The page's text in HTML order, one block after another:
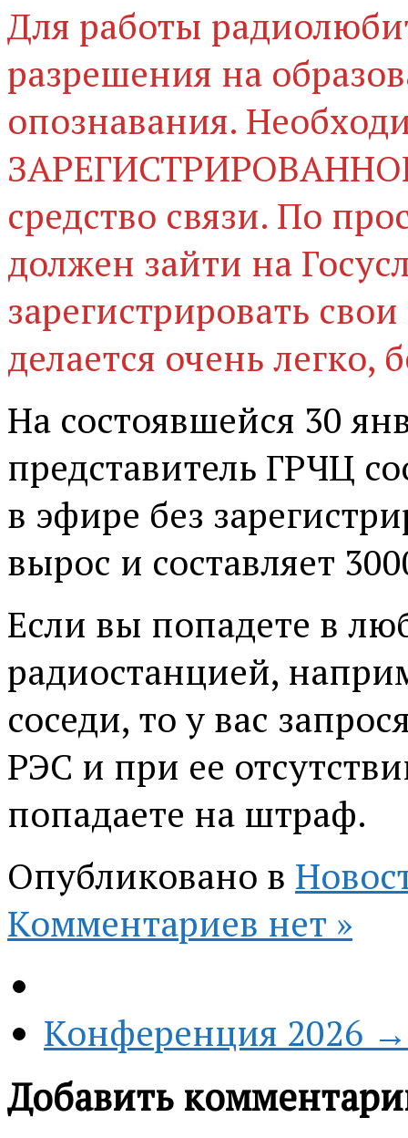
Для работы
разрешения на
опознавания.
средство связи. По
должен зайти на
зарегистрировать
делается очень легко,
На состоявшейся 30
представитель ГРЧЦ
в эфире без
вырос и составляет
Если вы попадете в
радиостанцией,
соседи, то у вас
РЭС и при ее
попадаете на штраф.
Опубликовано в
Комментариев нет »
Конференция 2026 →
Добавить